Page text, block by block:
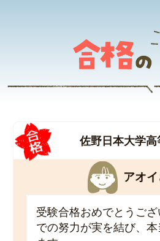
佐野日本大学高
アオ
受験合格おめでとうご
での努力が実を結び、